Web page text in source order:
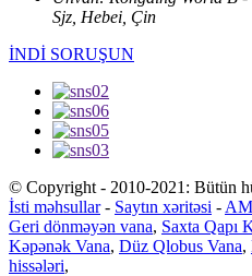
Sjz, Hebei, Çin
İNDİ SORUŞUN
© Copyright - 2010-2021: Bütün
İsti məhsullar- Saytın xəritəsi -
Geri dönməyən vana, Saxta Qapı
Kəpənək Vana, Düz Qlobus Vana,
hissələri,